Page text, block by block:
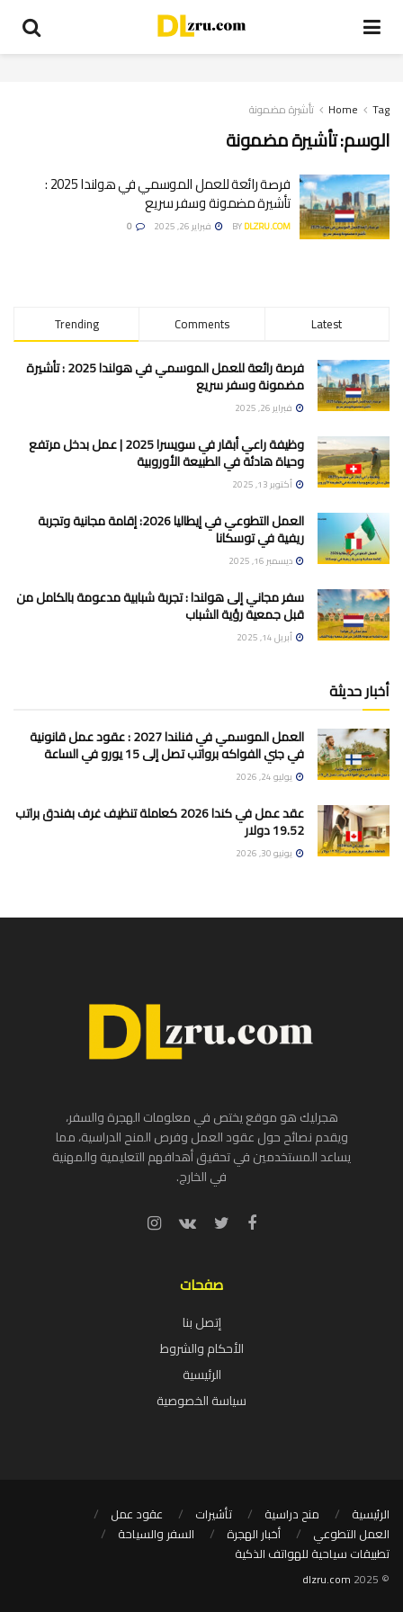
Home Tag تأشيرة مضمونة
الوسم:تأشيرة مضمونة
فرصة رائعة للعمل الموسمي في هولندا 2025 :
تأشيرة مضمونة وسفر سريع
BYDLZRU.COM فبراير 26, 2025
Trending Comments Latest
فرصة رائعة للعمل الموسمي في هولندا 2025 : تأشيرة
مضمونة وسفر سريع
فبراير 26, 2025
وظيفة راعي أبقار في سويسرا 2025 | عمل بدخل مرتفع
وحياة هادئة في الطبيعة الأوروبية
أكتوبر 13, 2025
العمل التطوعي في إيطاليا 2026: إقامة مجانية وتجربة
ريفية في توسكانا
ديسمبر 16, 2025
سفر مجاني إلى هولندا : تجربة شبابية مدعومة بالكامل من
قبل جمعية رؤية الشباب
أبريل 14, 2025
أخبار حديثة
العمل الموسمي في فنلندا 2027 : عقود عمل قانونية
في جني الفواكه برواتب تصل إلى 15 يورو في الساعة
يوليو 24, 2026
عقد عمل في كندا 2026 كعاملة تنظيف غرف بفندق براتب
19.52 دولار
يونيو 30, 2026
هجرليك هو موقع يختص في معلومات الهجرة والسفر،
ويقدم نصائح حول عقود العمل وفرص المنح الدراسية، مما
يساعد المستخدمين في تحقيق أهدافهم التعليمية والمهنية
في الخارج.
صفحات
إتصل بنا
الأحكام والشروط
الرئيسية
سياسة الخصوصية
الرئيسية منح دراسية تأشيرات
عقود عمل
العمل التطوعي
أخبار الهجرة
السفر والسياحة
تطبيقات سياحية للهواتف الذكية
© 2025
dlzru.com